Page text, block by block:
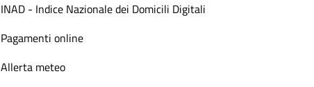
INAD - Indice Nazionale dei Domicili Digitali
Pagamenti online
Allerta meteo